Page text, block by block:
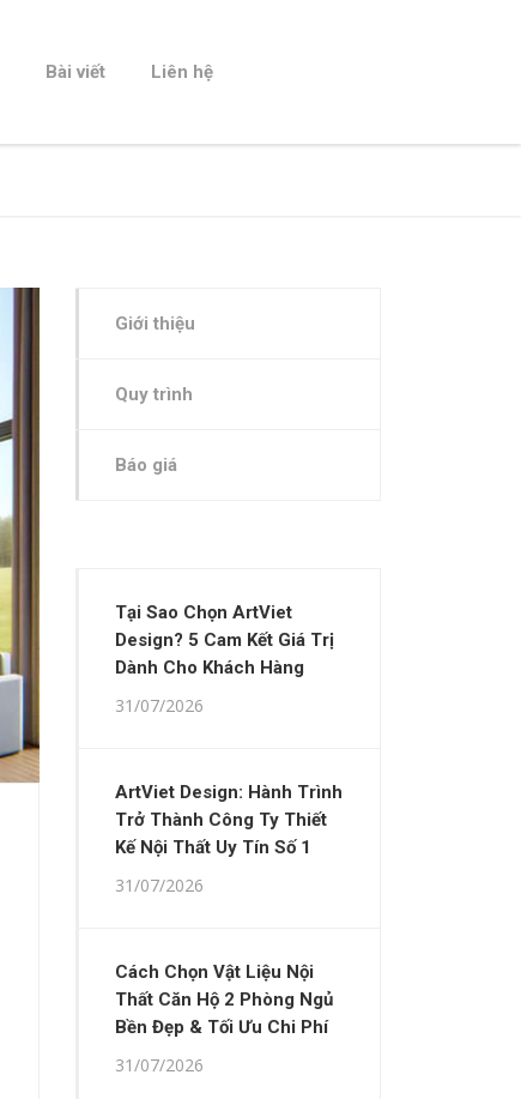
Bài viết Liên hệ
Giới thiệu
Quy trình
Báo giá
Tại Sao Chọn ArtViet
Design? 5 Cam Kết Giá Trị
Dành Cho Khách Hàng
31/07/2026
ArtViet Design: Hành Trình
Trở Thành Công Ty Thiết
Kế Nội Thất Uy Tín Số 1
31/07/2026
Cách Chọn Vật Liệu Nội
Thất Căn Hộ 2 Phòng Ngủ
Bền Đẹp & Tối Ưu Chi Phí
31/07/2026